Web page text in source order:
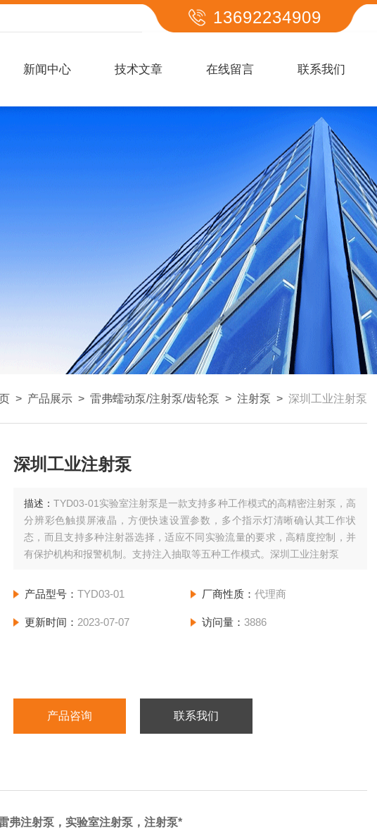
13692234909
新闻中心 技术文章 在线留言 联系我们
> 产品展示 > 雷弗蠕动泵/注射泵/齿轮泵 > 注射泵 > 深圳工业注射泵
深圳工业注射泵
描述：TYD03-01实验室注射泵是一款支持多种工作模式的高精密注射泵，高
分辨彩色触摸屏液晶，方便快速设置参数，多个指示灯清晰确认其工作状
态，而且支持多种注射器选择，适应不同实验流量的要求，高精度控制，并
有保护机构和报警机制。支持注入抽取等五种工作模式。深圳工业注射泵
产品型号：TYD03-01 厂商性质： 代理商
更新时间： 2023-07-07 访问量： 3886
产品咨询 联系我们
弗注射泵，实验室注射泵，注射泵*